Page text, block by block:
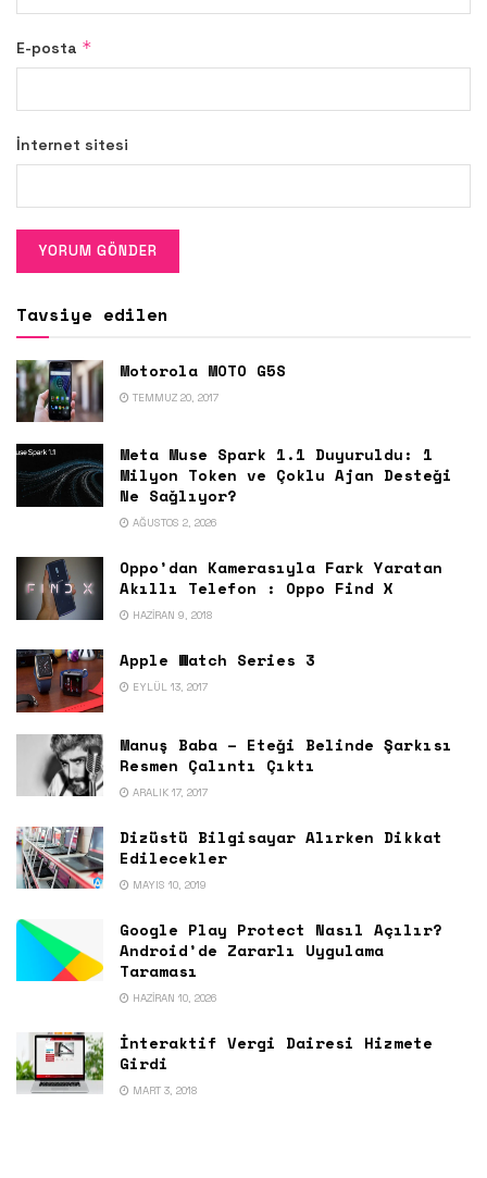
E-posta *
İnternet sitesi
Tavsiye edilen
Motorola MOTO G5S
TEMMUZ 20, 2017
Meta Muse Spark 1.1 Duyuruldu: 1
Milyon Token ve Çoklu Ajan Desteği
Ne Sağlıyor?
AĞUSTOS 2, 2026
Oppo’dan Kamerasıyla Fark Yaratan
Akıllı Telefon : Oppo Find X
HAZIRAN 9, 2018
Apple Watch Series 3
EYLÜL 13, 2017
Manuş Baba – Eteği Belinde Şarkısı
Resmen Çalıntı Çıktı
ARALIK 17, 2017
Dizüstü Bilgisayar Alırken Dikkat
Edilecekler
MAYIS 10, 2019
Google Play Protect Nasıl Açılır?
Android’de Zararlı Uygulama
Taraması
HAZIRAN 10, 2026
İnteraktif Vergi Dairesi Hizmete
Girdi
MART 3, 2018